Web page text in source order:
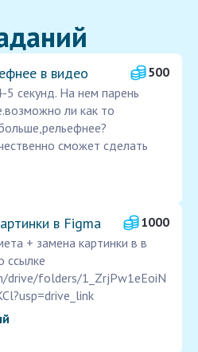
в видео
500
5 секунд. На нем парень
ли как то
сможет сделать
в Figma
1000
+ замена картинки в в
ссылке
drive/folders/1_ZrjPw1eEoiN